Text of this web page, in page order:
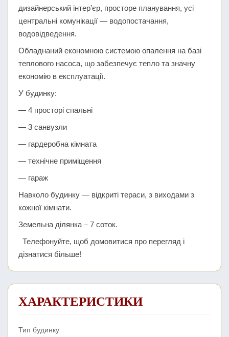
дизайнерський інтер’єр, просторе планування, усі
центральні комунікації — водопостачання,
водовідведення.
Обладнаний економною системою опалення на базі
теплового насоса, що забезпечує тепло та значну
економію в експлуатації.
У будинку:
— 4 просторі спальні
— 3 санвузли
— гардеробна кімната
— технічне приміщення
— гараж
Навколо будинку — відкриті тераси, з виходами з
кожної кімнати.
Земельна ділянка – 7 соток.
Телефонуйте, щоб домовитися про перегляд і
дізнатися більше!
ХАРАКТЕРИСТИКИ
Тип будинку